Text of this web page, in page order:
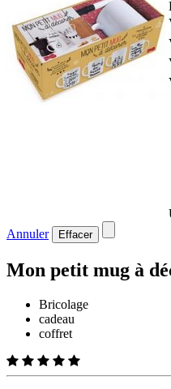
Annuler
Effacer
Mon petit mug à
Bricolage
cadeau
coffret